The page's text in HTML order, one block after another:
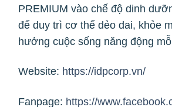
PREMIUM vào chế độ dinh
để duy trì cơ thể dẻo dai, khỏe
hưởng cuộc sống năng động
Website: https://idpcorp.vn/
Fanpage: https://